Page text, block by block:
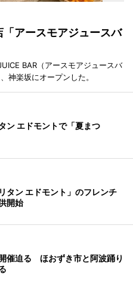
アースモアジュースバ
BAR（アースモアジュースバ
神楽坂にオープンした。
ン エドモントで「夏まつ
タン エドモント」のフレンチ
開始
催迫る ほおずき市と阿波踊り